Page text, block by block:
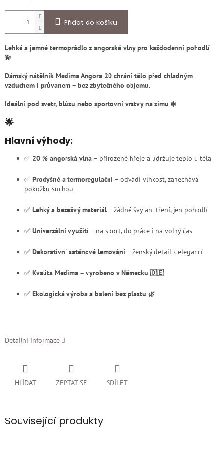
Přidat do košíku
Lehké a jemné termoprádlo z angorské vlnypro každodenní pohodlí
💫
Dámský nátělník Medima Angora 20 chrání tělo před chladným
vzduchem i průvanem – bez zbytečného objemu.
Ideální pod svetr, blůzu nebo sportovní vrstvy na zimu ❄️
🌟
Hlavní výhody:
✅ 20 % angorská vlna – přirozeně hřeje a udržuje teplo u těla
✅ Prodyšné a termoregulační – odvádí vlhkost, zanechává
pokožku suchou
✅ Lehký a bezešvý materiál – žádné švy ani tření, jen pohodlí
✅ Univerzální využití – na sport, do práce i na volný čas
✅ Dekorativní saténové lemování – ženský detail s elegancí
✅ Kvalita Medima – vyrobeno v Německu 🇩🇪
✅ Ekologická výroba a balení bez plastu 🌿
Detailní informace
ZEPTAT SE
HLÍDAT SDÍLET
Související produkty